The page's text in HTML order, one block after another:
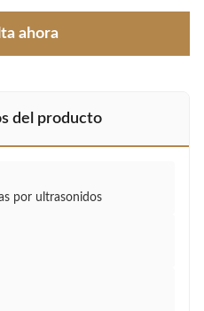
ahora
del producto
por ultrasonidos